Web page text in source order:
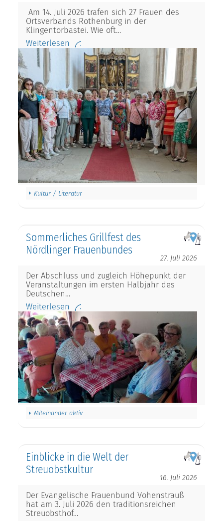
Am 14. Juli 2026 trafen sich 27 Frauen des
Ortsverbands Rothenburg in der
Klingentorbastei. Wie oft…
Weiterlesen
Kultur / Literatur
Sommerliches Grillfest des
Nördlinger Frauenbundes
27. Juli 2026
Der Abschluss und zugleich Höhepunkt der
Veranstaltungen im ersten Halbjahr des
Deutschen…
Weiterlesen
Miteinander aktiv
Einblicke in die Welt der
Streuobstkultur
16. Juli 2026
Der Evangelische Frauenbund Vohenstrauß
hat am 3. Juli 2026 den traditionsreichen
Streuobsthof…